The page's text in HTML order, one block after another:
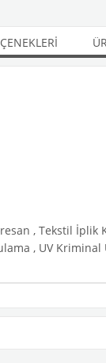
, Tekstil
, UV